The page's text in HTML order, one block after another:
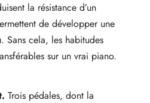
la résistance d’un
de développer une
Sans cela, les habitudes
sur un vrai piano.
Trois pédales, dont la